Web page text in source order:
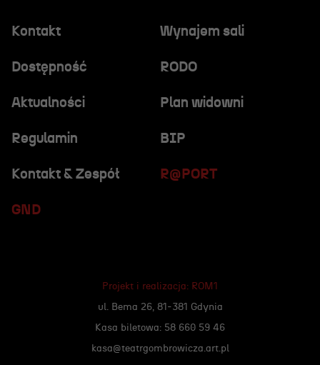
Kontakt Wynajem sali
Dostępność RODO
R@PORT
Aktualności Plan widowni
Regulamin BIP
GND
Kontakt & Zespół
Projekt i realizacja: ROM1
ul. Bema 26, 81-381 Gdynia
Kasa biletowa: 58 660 59 46
kasa@teatrgombrowicza.art.pl